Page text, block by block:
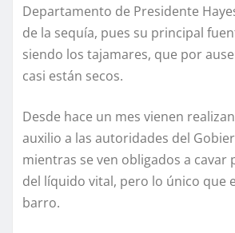
Departamento de Presidente
de la sequía, pues su principal
siendo los tajamares, que por
casi están secos.
Desde hace un mes vienen
auxilio a las autoridades del
mientras se ven obligados a cavar
del líquido vital, pero lo único que
barro.